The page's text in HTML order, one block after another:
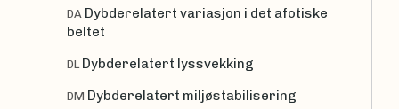
DA Dybderelatert variasjon i det afotiske
beltet
DL Dybderelatert lyssvekking
DM Dybderelatert miljøstabilisering